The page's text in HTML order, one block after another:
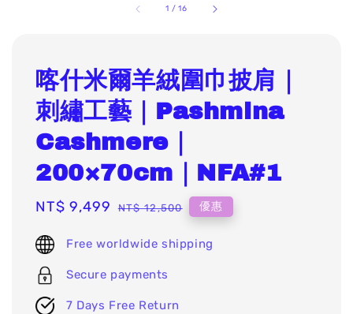
1 /16
喀什米爾羊絨圍巾披肩｜
刺繡工藝｜Pashmina
Cashmere｜
200×70cm｜NFA#1
Sale
NT$ 9,499 Regular
NT$ 12,500 優惠
Free worldwide shipping
Secure payments
7 Days Free Return